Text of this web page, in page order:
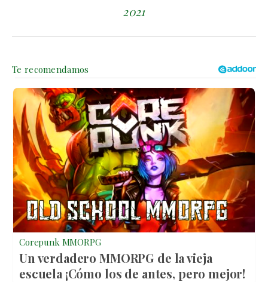
2021
Corepunk MMORPG
Un verdadero MMORPG de la vieja
escuela ¡Cómo los de antes, pero mejor!